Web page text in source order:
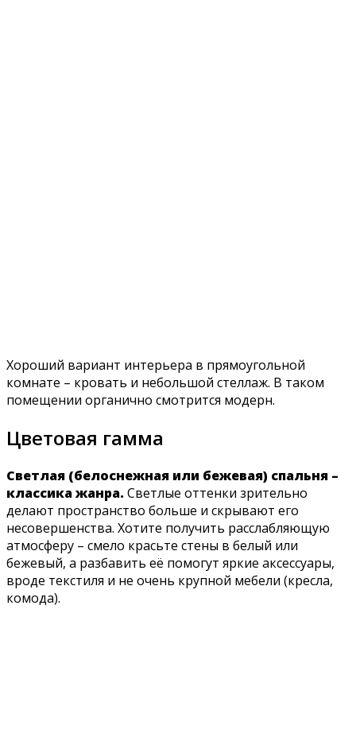
Хороший вариант интерьера в прямоугольной
комнате – кровать и небольшой стеллаж. В таком
помещении органично смотрится модерн.
Цветовая гамма
Светлая (белоснежная или бежевая) спальня –
классика жанра. Светлые оттенки зрительно
делают пространство больше и скрывают его
несовершенства. Хотите получить расслабляющую
атмосферу – смело красьте стены в белый или
бежевый, а разбавить её помогут яркие аксессуары,
вроде текстиля и не очень крупной мебели (кресла,
комода).